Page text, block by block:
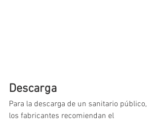
Descarga
Para la descarga de un sanitario público,
los fabricantes recomiendan el